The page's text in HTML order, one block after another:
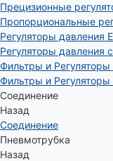
Прецизионные
Пропорциональные
Регуляторы давления
Регуляторы давления
Фильтры и
Фильтры и
Соединение
Назад
Соединение
Пневмотрубка
Назад